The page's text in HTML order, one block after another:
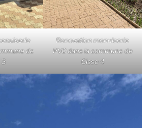
de
3
Renovation menuiserie
PVC dans la commune de
Cisse 4